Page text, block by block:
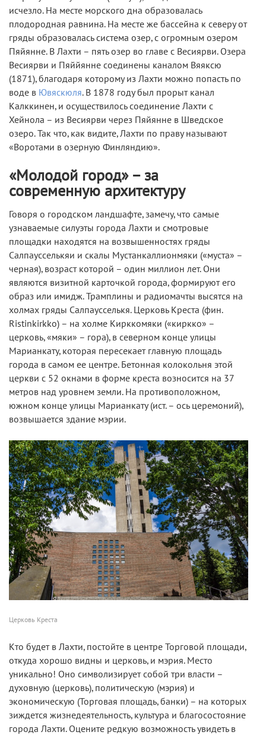
исчезло. На месте морского дна образовалась
плодородная равнина. На месте же бассейна к северу от
гряды образовалась система озер, с огромным озером
Пяйянне. В Лахти – пять озер во главе с Весиярви. Озера
Весиярви и Пяййянне соединены каналом Вяяксю
(1871), благодаря которому из Лахти можно попасть по
воде в Ювяскюля. В 1878 году был прорыт канал
Калккинен, и осуществилось соединение Лахти с
Хейнола – из Весиярви через Пяйянне в Шведское
озеро. Так что, как видите, Лахти по праву называют
«Воротами в озерную Финляндию».
«Молодой город» – за
современную архитектуру
Говоря о городском ландшафте, замечу, что самые
узнаваемые силуэты города Лахти и смотровые
площадки находятся на возвышенностях гряды
Салпаусселькяи и скалы Мустанкаллионмяки («муста» –
черная), возраст которой – один миллион лет. Они
являются визитной карточкой города, формируют его
образ или имидж. Трамплины и радиомачты высятся на
холмах гряды Салпаусселькя. Церковь Креста (фин.
Ristinkirkko) – на холме Кирккомяки («киркко» –
церковь, «мяки» – гора), в северном конце улицы
Марианкату, которая пересекает главную площадь
города в самом ее центре. Бетонная колокольня этой
церкви с 52 окнами в форме креста возносится на 37
метров над уровнем земли. На противоположном,
южном конце улицы Марианкату (ист. – ось церемоний),
возвышается здание мэрии.
Церковь Креста
Кто будет в Лахти, постойте в центре Торговой площади,
откуда хорошо видны и церковь, и мэрия. Место
уникально! Оно символизирует собой три власти –
духовную (церковь), политическую (мэрия) и
экономическую (Торговая площадь, банки) – на которых
зиждется жизнедеятельность, культура и благосостояние
города Лахти. Оцените редкую возможность увидеть в